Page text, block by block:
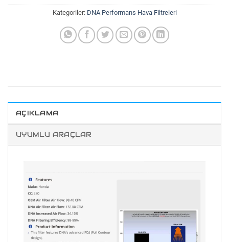
Kategoriler: DNA Performans Hava Filtreleri
AÇIKLAMA
UYUMLU ARAÇLAR